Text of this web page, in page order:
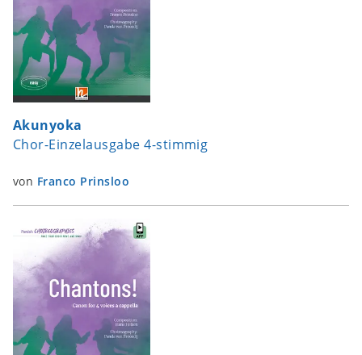
Akunyoka
Chor-Einzelausgabe 4-stimmig
von Franco Prinsloo